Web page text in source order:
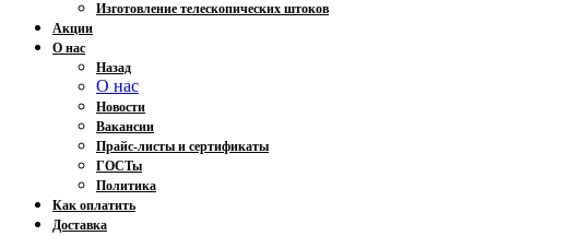
Изготовление телескопических штоков
Акции
О нас
Назад
О нас
Новости
Вакансии
Прайс-листы и сертификаты
ГОСТы
Политика
Как оплатить
Доставка